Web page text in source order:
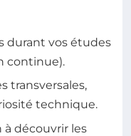
durant vos études
continue).
transversales,
technique.
découvrir les